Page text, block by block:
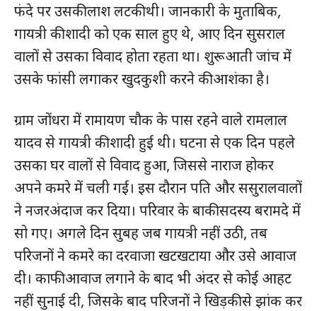
फंदे पर उसकी लाश लटकी थी। जानकारी के मुताबिक,
गायत्री की शादी को एक साल हुए थे, आए दिन सुसराल
वालों से उसका विवाद होता रहता था। शुरूआती जांच में
उसके फांसी लगाकर खुदकुशी करने की आशंका है।
ग्राम जोंधरा में रामायण चौक के पास रहने वाले रामलाल
यादव से गायत्री की शादी हुई थी। घटना से एक दिन पहले
उसका घर वालों से विवाद हुआ, जिससे नाराज होकर
अपने कमरे में चली गई। इस दौरान पति और ससुरालवालों
ने नजरअंदाज कर दिया। परिवार के बाकी सदस्य बरामदे में
सो गए। अगले दिन सुबह जब गायत्री नहीं उठी, तब
परिजनों ने कमरे का दरवाजा खटखटाया और उसे आवाज
दी। काफी आवाज लगाने के बाद भी अंदर से कोई आहट
नहीं सुनाई दी, जिसके बाद परिजनों ने खिड़की से झांक कर